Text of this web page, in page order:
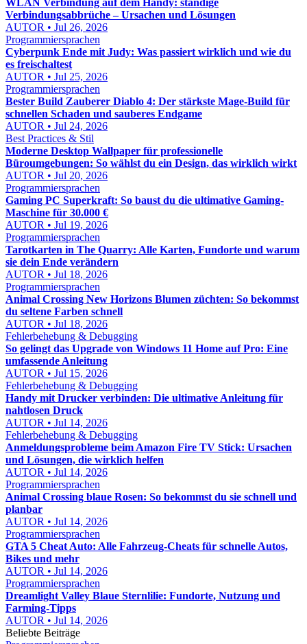
WLAN Verbindung auf dem Handy: ständige
Verbindungsabbrüche – Ursachen und Lösungen
AUTOR • Jul 26, 2026
Programmiersprachen
Cyberpunk Ende mit Judy: Was passiert wirklich und wie du
es freischaltest
AUTOR • Jul 25, 2026
Programmiersprachen
Bester Build Zauberer Diablo 4: Der stärkste Mage-Build für
schnellen Schaden und sauberes Endgame
AUTOR • Jul 24, 2026
Best Practices & Stil
Moderne Desktop Wallpaper für professionelle
Büroumgebungen: So wählst du ein Design, das wirklich wirkt
AUTOR • Jul 20, 2026
Programmiersprachen
Gaming PC Superkraft: So baust du die ultimative Gaming-
Maschine für 30.000 €
AUTOR • Jul 19, 2026
Programmiersprachen
Tarotkarten in The Quarry: Alle Karten, Fundorte und warum
sie dein Ende verändern
AUTOR • Jul 18, 2026
Programmiersprachen
Animal Crossing New Horizons Blumen züchten: So bekommst
du seltene Farben schnell
AUTOR • Jul 18, 2026
Fehlerbehebung & Debugging
So gelingt das Upgrade von Windows 11 Home auf Pro: Eine
umfassende Anleitung
AUTOR • Jul 15, 2026
Fehlerbehebung & Debugging
Handy mit Drucker verbinden: Die ultimative Anleitung für
nahtlosen Druck
AUTOR • Jul 14, 2026
Fehlerbehebung & Debugging
Anmeldungsprobleme beim Amazon Fire TV Stick: Ursachen
und Lösungen, die wirklich helfen
AUTOR • Jul 14, 2026
Programmiersprachen
Animal Crossing blaue Rosen: So bekommst du sie schnell und
planbar
AUTOR • Jul 14, 2026
Programmiersprachen
GTA 5 Cheat Auto: Alle Fahrzeug-Cheats für schnelle Autos,
Bikes und mehr
AUTOR • Jul 14, 2026
Programmiersprachen
Dreamlight Valley Blaue Sternlilie: Fundorte, Nutzung und
Farming-Tipps
AUTOR • Jul 14, 2026
Beliebte Beiträge